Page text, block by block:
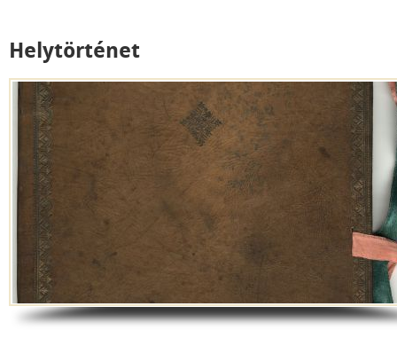
Helytörténet